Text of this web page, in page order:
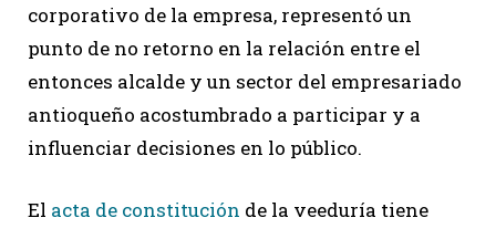
corporativo de la empresa, representó un
punto de no retorno en la relación entre el
entonces alcalde y un sector del empresariado
antioqueño acostumbrado a participar y a
influenciar decisiones en lo público.
El acta de constitución de la veeduría tiene